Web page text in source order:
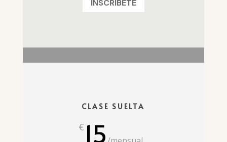
INSCRÍBETE
CLASE SUELTA
€ 15